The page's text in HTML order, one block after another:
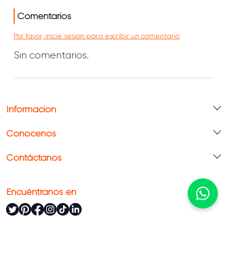
Comentarios
Por favor, inicie sesión para escribir un comentario
Sin comentarios.
Información
Conócenos
Contáctanos
Encuéntranos en